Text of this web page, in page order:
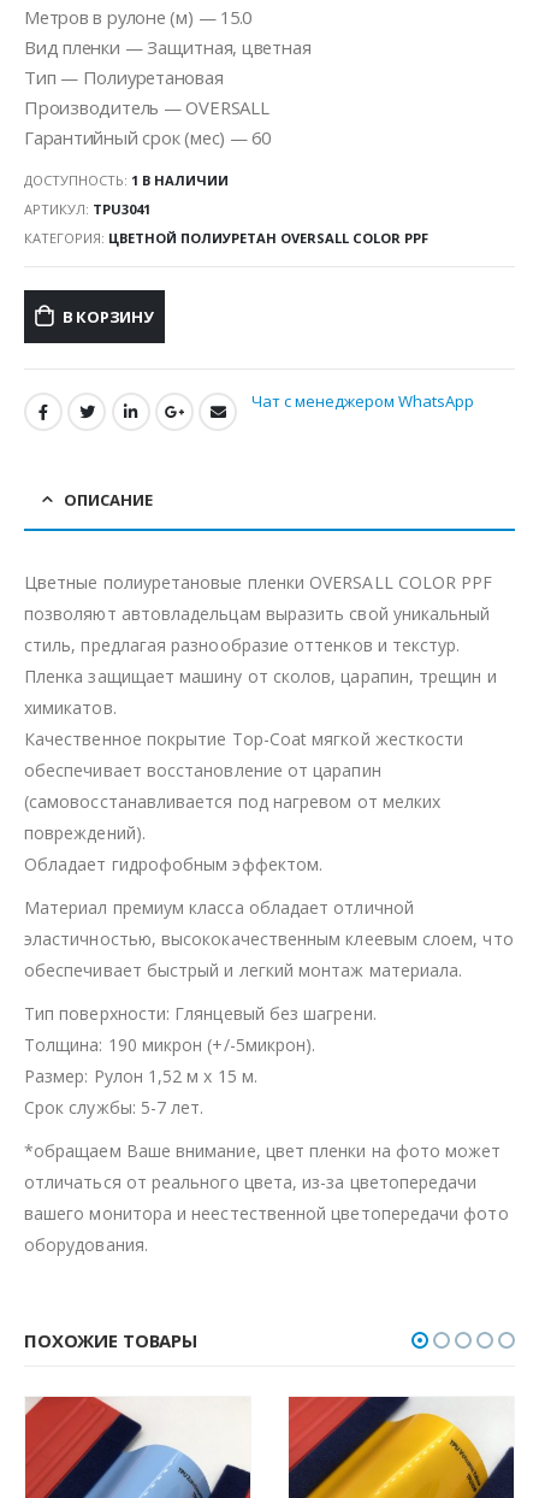
Метров в рулоне (м) — 15.0
Вид пленки — Защитная, цветная
Тип — Полиуретановая
Производитель — OVERSALL
Гарантийный срок (мес) — 60
ДОСТУПНОСТЬ: 1 В НАЛИЧИИ
АРТИКУЛ: TPU3041
КАТЕГОРИЯ: ЦВЕТНОЙ ПОЛИУРЕТАН OVERSALL COLOR PPF
В КОРЗИНУ
Чат с менеджером WhatsApp
ОПИСАНИЕ
Цветные полиуретановые пленки OVERSALL COLOR PPF
позволяют автовладельцам выразить свой уникальный
стиль, предлагая разнообразие оттенков и текстур.
Пленка защищает машину от сколов, царапин, трещин и
химикатов.
Качественное покрытие Top-Coat мягкой жесткости
обеспечивает восстановление от царапин
(самовосстанавливается под нагревом от мелких
повреждений).
Обладает гидрофобным эффектом.
Материал премиум класса обладает отличной
эластичностью, высококачественным клеевым слоем, что
обеспечивает быстрый и легкий монтаж материала.
Тип поверхности: Глянцевый без шагрени.
Толщина: 190 микрон (+/-5микрон).
Размер: Рулон 1,52 м х 15 м.
Срок службы: 5-7 лет.
*обращаем Ваше внимание, цвет пленки на фото может
отличаться от реального цвета, из-за цветопередачи
вашего монитора и неестественной цветопередачи фото
оборудования.
ПОХОЖИЕ ТОВАРЫ